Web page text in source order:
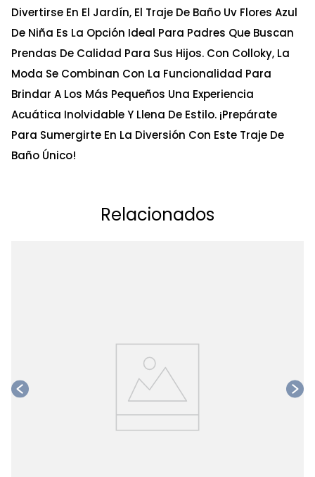
Divertirse En El Jardín, El Traje De Baño Uv Flores Azul
De Niña Es La Opción Ideal Para Padres Que Buscan
Prendas De Calidad Para Sus Hijos. Con Colloky, La
Moda Se Combinan Con La Funcionalidad Para
Brindar A Los Más Pequeños Una Experiencia
Acuática Inolvidable Y Llena De Estilo. ¡Prepárate
Para Sumergirte En La Diversión Con Este Traje De
Baño Único!
Relacionados